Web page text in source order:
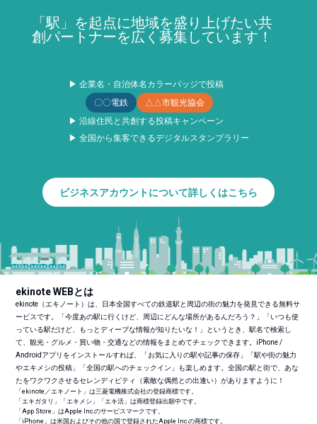
「駅」を起点に地域を盛り上げたい共
創パートナーを広く募集しています！
▶ 企業名・自治体名カラーバッジで投稿
〇〇電鉄
△△市観光協会
▶ 沿線住民と共創する投稿キャンペーン
▶ 全国から集客できるデジタルスタンプラリー
ビジネスアカウントについて詳しくはこちら
ekinote WEBとは
ekinote（エキノート）は、日本全国すべての鉄道駅と周辺の街の魅力を発見できる無料サ
ービスです。「今度あの駅に行くけど、周辺にどんな場所があるんだろう？」「いつも使
っている駅だけど、もっとディープな情報が知りたいな！」というとき、駅名で検索し
て、観光・グルメ・買い物・交通などの情報をまとめてチェックできます。iPhone /
Androidアプリをインストールすれば、「お気に入りの駅や記事の保存」「駅や街の魅力
やエキメシの投稿」「全国の駅へのチェックイン」も楽しめます。全国の駅と街で、あな
たをワクワクさせるセレンディピティ（素敵な偶然との出逢い）がありますように！
「ekinote／エキノート」は三菱電機株式会社の登録商標です。
「エキガタリ」「エキメシ」「エキ活」は商標登録出願中です。
「App Store」はApple Inc.のサービスマークです。
「iPhone」は米国およびその他の国で登録されたApple Inc.の商標です。